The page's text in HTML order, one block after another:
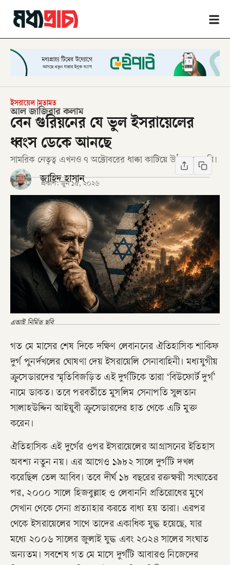
ইসরায়েল মতামত
আল জাজিরার কলাম
বেন গুরিয়নের যে ভুল ইসরায়েলের
ধ্বংস ডেকে আনছে
সামরিক নেতৃত্ব এখনও ৭ অক্টোবরের ধাক্কা কাটিয়ে উঠতে পারেনি।
জাহিদ হাসান
প্রকাশ: জুন ১৫, ২০২৬
এআই নির্মিত ছবি
গত মে মাসের শেষ দিকে দক্ষিণ লেবাননের ঐতিহাসিক শাকিফ
দুর্গ পুনর্দখলের ঘোষণা দেয় ইসরায়েলি সেনাবাহিনী। মধ্যযুগীয়
ক্রুসেডারদের স্মৃতিবিজড়িত এই দুর্গটিকে তারা ‘বিউফোর্ট দুর্গ’
নামে ডাকত। তবে পরবর্তীতে মুসলিম সেনাপতি সুলতান
সালাহউদ্দিন আইয়ুবী ক্রুসেডারদের হাত থেকে এটি মুক্ত
করেন।
​ঐতিহাসিক এই দুর্গের ওপর ইসরায়েলের আগ্রাসনের ইতিহাস
অবশ্য নতুন নয়। এর আগেও ১৯৮২ সালে দুর্গটি দখল
করেছিল তেল আবিব। তবে দীর্ঘ ১৮ বছরের রক্তক্ষয়ী সংঘাতের
পর, ২০০০ সালে হিজবুল্লাহ ও লেবাননি প্রতিরোধের মুখে
সেখান থেকে সেনা প্রত্যাহার করতে বাধ্য হয় তারা। এরপর
থেকে ইসরায়েলের সাথে তাদের একাধিক যুদ্ধ হয়েছে, যার
মধ্যে ২০০৬ সালের জুলাই যুদ্ধ এবং ২০২৪ সালের সংঘাত
অন্যতম। সবশেষ গত মে মাসে দুর্গটি আবারও নিজেদের